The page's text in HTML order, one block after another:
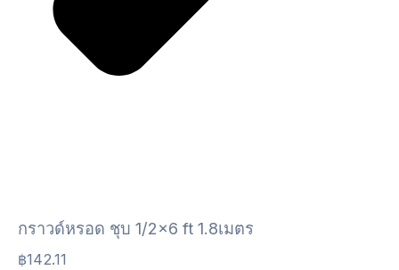
กราวด์หรอด ชุบ 1/2×6 ft 1.8เมตร
฿142.11